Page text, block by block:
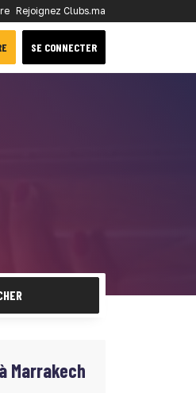
Rejoignez Clubs.ma
SE CONNECTER
Marrakech